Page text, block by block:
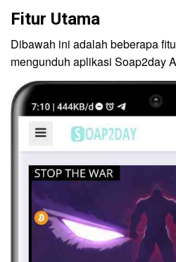
Fitur Utama
Dibawah ini adalah beberapa
mengunduh aplikasi Soap2day